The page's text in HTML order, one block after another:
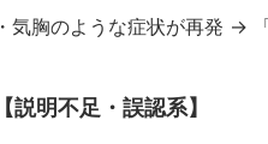
・気胸のような症状が再発 →
【説明不足・誤認系】